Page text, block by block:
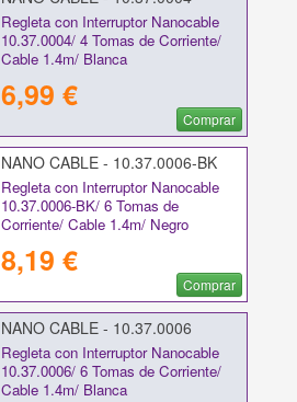
Regleta con Interruptor Nanocable
10.37.0004/ 4 Tomas de Corriente/
Cable 1.4m/ Blanca
6,99 €
Comprar
NANO CABLE - 10.37.0006-BK
Regleta con Interruptor Nanocable
10.37.0006-BK/ 6 Tomas de
Corriente/ Cable 1.4m/ Negro
8,19 €
Comprar
NANO CABLE - 10.37.0006
Regleta con Interruptor Nanocable
10.37.0006/ 6 Tomas de Corriente/
Cable 1.4m/ Blanca